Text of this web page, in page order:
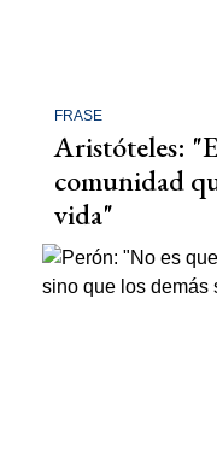
FRASE
Aristóteles:
comunidad
vida"